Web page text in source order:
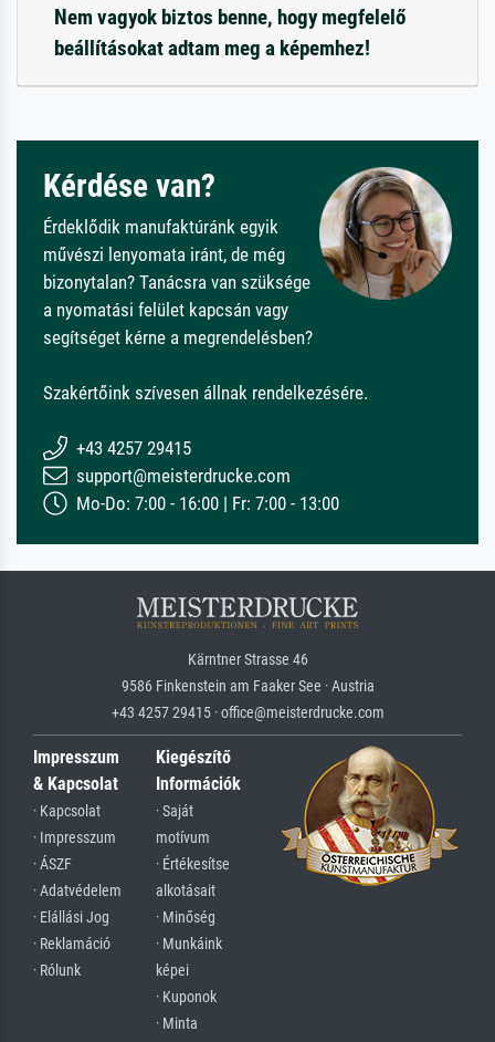
Nem vagyok biztos benne, hogy megfelelő
beállításokat adtam meg a képemhez!
Kérdése van?
Érdeklődik manufaktúránk egyik
művészi lenyomata iránt, de még
bizonytalan? Tanácsra van szüksége
a nyomatási felület kapcsán vagy
segítséget kérne a megrendelésben?
Szakértőink szívesen állnak rendelkezésére.
+43 4257 29415
support@meisterdrucke.com
Mo-Do: 7:00 - 16:00 | Fr: 7:00 - 13:00
Kärntner Strasse 46
9586 Finkenstein am Faaker See · Austria
+43 4257 29415 · office@meisterdrucke.com
Impresszum
& Kapcsolat
· Kapcsolat
· Impresszum
· ÁSZF
· Adatvédelem
· Elállási Jog
· Reklamáció
· Rólunk
Kiegészítő
Információk
· Saját
motívum
· Értékesítse
alkotásait
· Minőség
· Munkáink
képei
· Kuponok
· Minta